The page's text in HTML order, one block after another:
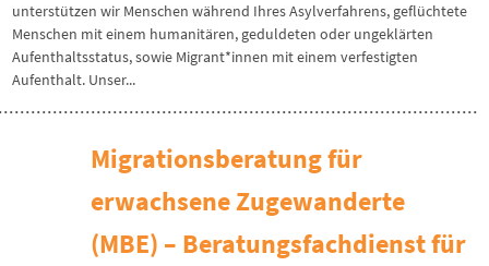
unterstützen wir Menschen während Ihres Asylverfahrens, geflüchtete
Menschen mit einem humanitären, geduldeten oder ungeklärten
Aufenthaltsstatus, sowie Migrant*innen mit einem verfestigten
Aufenthalt. Unser...
Migrationsberatung für
erwachsene Zugewanderte
(MBE) – Beratungsfachdienst für